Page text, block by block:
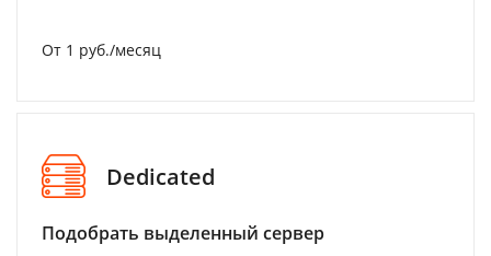
От 1 руб./месяц
Dedicated
Подобрать выделенный сервер